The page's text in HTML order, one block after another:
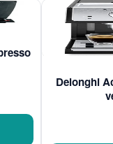
Delonghi